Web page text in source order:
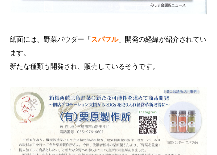
紙面には、野菜パウダー「 スパフル」開発の経緯が紹介されてい
ます。
新たな種類も開発され、販売しているそうです。